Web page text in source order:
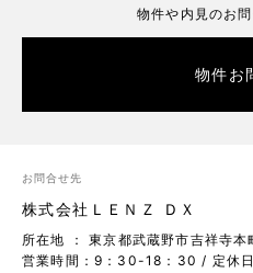
物件や内見のお
物件お
お問合せ先
株式会社ＬＥＮＺ ＤＸ
所在地 ： 東京都武蔵野市吉祥寺
営業時間：9：30-18：30 / 定休